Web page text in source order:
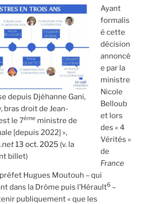
depuis Djéhanne Gani,
bras droit de Jean-
le 7ème ministre de
[depuis 2022] »,
13 oct. 2025 (v. la
billet)
Ayant
formalis
é cette
décision
annoncé
e par la
ministre
Nicole
Belloub
et lors
des « 4
Vérités »
de
France
Hugues Moutouh – qui
dans la Drôme puis l’Hérault6 –
publiquement « que les